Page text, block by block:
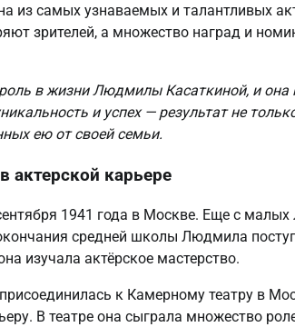
самых узнаваемых и талантливых
зрителей, а множество наград и
в жизни Людмилы Касаткиной, и она
и успех — результат не
ею от своей семьи.
актерской карьере
1941 года в Москве. Еще с малых
средней школы Людмила
изучала актёрское мастерство.
к Камерному театру в
В театре она сыграла множество